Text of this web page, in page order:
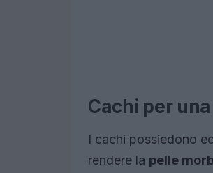
Cachi per
I cachi possiedono
rendere la pelle